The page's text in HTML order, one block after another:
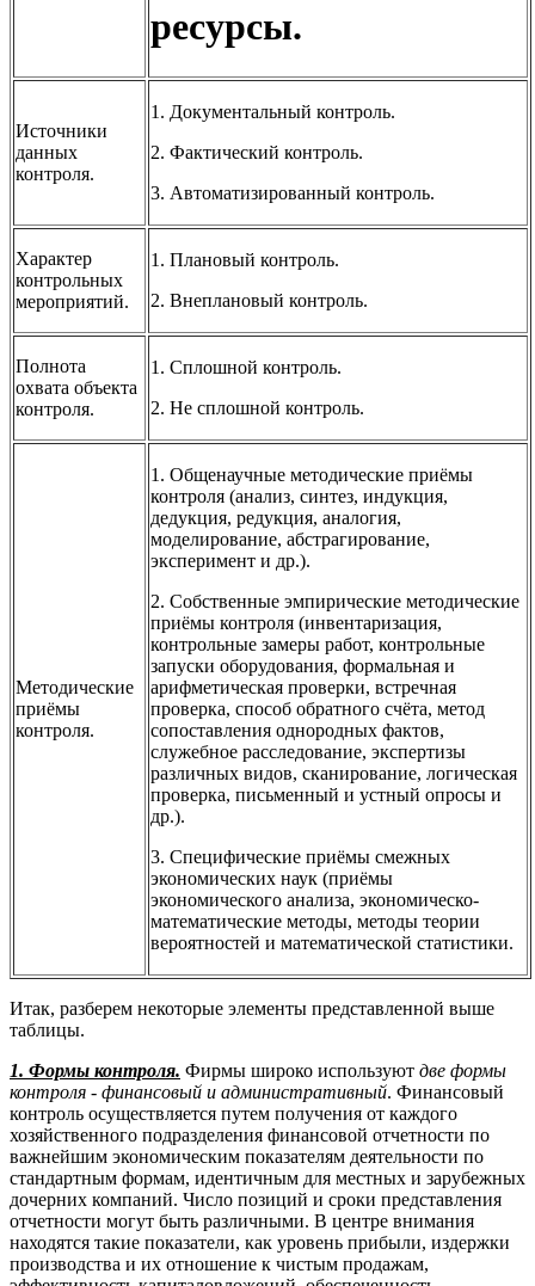
ресурсы.
Источники
данных
контроля.
1. Документальный контроль.
2. Фактический контроль.
3. Автоматизированный контроль.
Характер
контрольных
мероприятий.
1. Плановый контроль.
2. Внеплановый контроль.
Полнота
охвата объекта
контроля.
1. Сплошной контроль.
2. Не сплошной контроль.
Методические
приёмы
контроля.
1. Общенаучные методические приёмы
контроля (анализ, синтез, индукция,
дедукция, редукция, аналогия,
моделирование, абстрагирование,
эксперимент и др.).
2. Собственные эмпирические методические
приёмы контроля (инвентаризация,
контрольные замеры работ, контрольные
запуски оборудования, формальная и
арифметическая проверки, встречная
проверка, способ обратного счёта, метод
сопоставления однородных фактов,
служебное расследование, экспертизы
различных видов, сканирование, логическая
проверка, письменный и устный опросы и
др.).
3. Специфические приёмы смежных
экономических наук (приёмы
экономического анализа, экономическо-
математические методы, методы теории
вероятностей и математической статистики.
Итак, разберем некоторые элементы представленной выше
таблицы.
1. Формы контроля. Фирмы широко используют две формы
контроля - финансовый и административный. Финансовый
контроль осуществляется путем получения от каждого
хозяйственного подразделения финансовой отчетности по
важнейшим экономическим показателям деятельности по
стандартным формам, идентичным для местных и зарубежных
дочерних компаний. Число позиций и сроки представления
отчетности могут быть различными. В центре внимания
находятся такие показатели, как уровень прибыли, издержки
производства и их отношение к чистым продажам,